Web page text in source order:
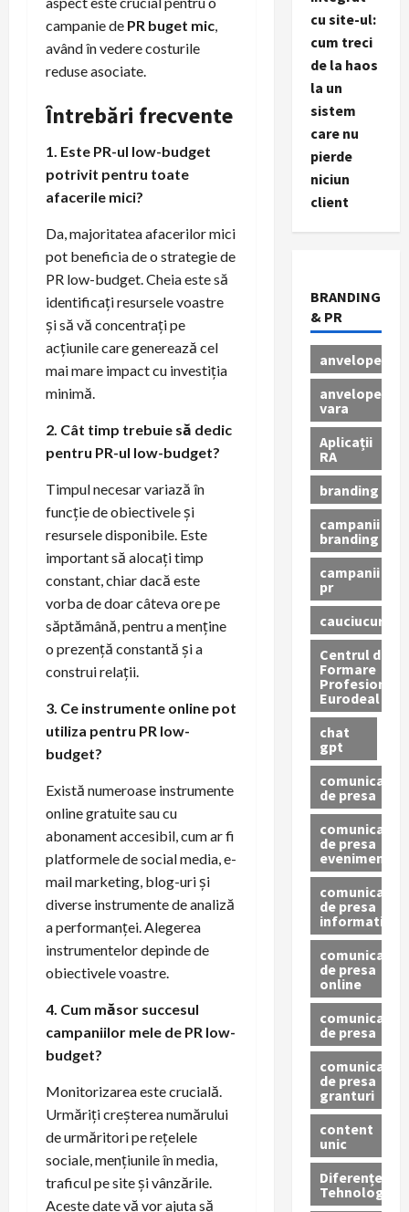
campanie de PR buget mic,
având în vedere costurile
reduse asociate.
Întrebări frecvente
1. Este PR-ul low-budget
potrivit pentru toate
afacerile mici?
Da, majoritatea afacerilor mici
pot beneficia de o strategie de
PR low-budget. Cheia este să
identificați resursele voastre
și să vă concentrați pe
acțiunile care generează cel
mai mare impact cu investiția
minimă.
2. Cât timp trebuie să dedic
pentru PR-ul low-budget?
Timpul necesar variază în
funcție de obiectivele și
resursele disponibile. Este
important să alocați timp
constant, chiar dacă este
vorba de doar câteva ore pe
săptămână, pentru a menține
o prezență constantă și a
construi relații.
3. Ce instrumente online pot
utiliza pentru PR low-
budget?
Există numeroase instrumente
online gratuite sau cu
abonament accesibil, cum ar fi
platformele de social media, e-
mail marketing, blog-uri și
diverse instrumente de analiză
a performanței. Alegerea
instrumentelor depinde de
obiectivele voastre.
4. Cum măsor succesul
campaniilor mele de PR low-
budget?
Monitorizarea este crucială.
Urmăriți creșterea numărului
de urmăritori pe rețelele
sociale, mențiunile în media,
traficul pe site și vânzările.
Aceste date vă vor ajuta să
cu site-ul:
cum treci
de la haos
la un
sistem
care nu
pierde
niciun
client
BRANDING
& PR
anvelope
anvelope
vara
Aplicații
RA
branding
campanii
branding
campanii
pr
cauciucuri
Centrul de
Formare
Profesionala
Eurodeal
chat
gpt
comunicat
de presa
comunicat
de presa
eveniment
comunicat
de presa
informativ
comunicat
de presa
online
comunicate
de presa
comunicate
de presa
granturi
content
unic
Diferențe
Tehnologice